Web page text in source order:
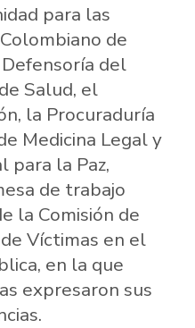
para las
de
del
Salud, el
la Procuraduría
Medicina Legal y
para la Paz,
de trabajo
la Comisión de
Víctimas en el
en la que
expresaron sus